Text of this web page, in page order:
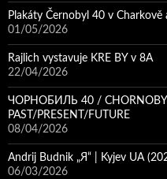
Plakáty Černobyl 40 v Charkově
01/05/2026
Rajlich vystavuje KRE BY v 8A
22/04/2026
ЧОРНОБИЛЬ 40 /
PAST/PRESENT/FUTURE
08/04/2026
Andrij Budnik „Я“ | Kyjev UA
06/03/2026